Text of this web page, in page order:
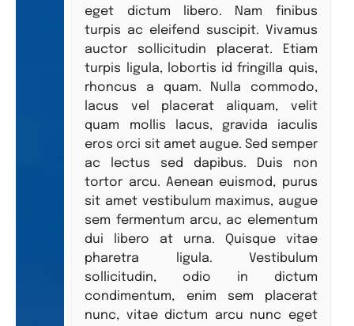
eget dictum libero. Nam finibus
turpis ac eleifend suscipit. Vivamus
auctor sollicitudin placerat. Etiam
turpis ligula, lobortis id fringilla quis,
rhoncus a quam. Nulla commodo,
lacus vel placerat aliquam, velit
quam mollis lacus, gravida iaculis
eros orci sit amet augue. Sed semper
ac lectus sed dapibus. Duis non
tortor arcu. Aenean euismod, purus
sit amet vestibulum maximus, augue
sem fermentum arcu, ac elementum
dui libero at urna. Quisque vitae
pharetra ligula. Vestibulum
sollicitudin, odio in dictum
condimentum, enim sem placerat
nunc, vitae dictum arcu nunc eget